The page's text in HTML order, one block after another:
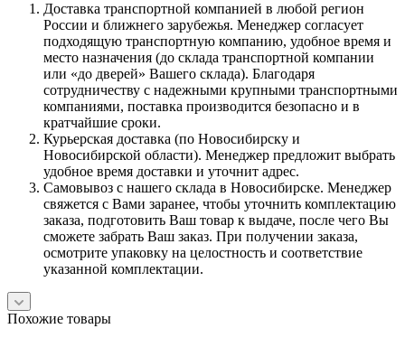
Доставка транспортной компанией в любой регион
России и ближнего зарубежья. Менеджер согласует
подходящую транспортную компанию, удобное время и
место назначения (до склада транспортной компании
или «до дверей» Вашего склада). Благодаря
сотрудничеству с надежными крупными транспортными
компаниями, поставка производится безопасно и в
кратчайшие сроки.
Курьерская доставка (по Новосибирску и
Новосибирской области). Менеджер предложит выбрать
удобное время доставки и уточнит адрес.
Самовывоз с нашего склада в Новосибирске. Менеджер
свяжется с Вами заранее, чтобы уточнить комплектацию
заказа, подготовить Ваш товар к выдаче, после чего Вы
сможете забрать Ваш заказ. При получении заказа,
осмотрите упаковку на целостность и соответствие
указанной комплектации.
Похожие товары